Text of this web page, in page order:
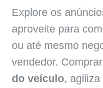
Explore os
aproveite para
ou até mesmo
vendedor.
do veículo, agiliza